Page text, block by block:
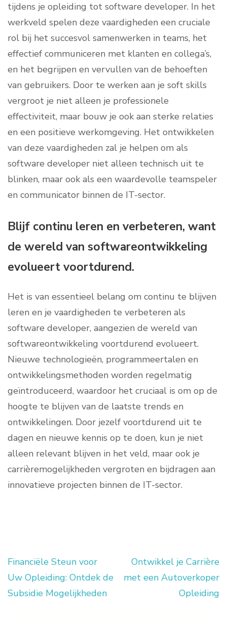
tijdens je opleiding tot software developer. In het
werkveld spelen deze vaardigheden een cruciale
rol bij het succesvol samenwerken in teams, het
effectief communiceren met klanten en collega’s,
en het begrijpen en vervullen van de behoeften
van gebruikers. Door te werken aan je soft skills
vergroot je niet alleen je professionele
effectiviteit, maar bouw je ook aan sterke relaties
en een positieve werkomgeving. Het ontwikkelen
van deze vaardigheden zal je helpen om als
software developer niet alleen technisch uit te
blinken, maar ook als een waardevolle teamspeler
en communicator binnen de IT-sector.
Blijf continu leren en verbeteren, want
de wereld van softwareontwikkeling
evolueert voortdurend.
Het is van essentieel belang om continu te blijven
leren en je vaardigheden te verbeteren als
software developer, aangezien de wereld van
softwareontwikkeling voortdurend evolueert.
Nieuwe technologieën, programmeertalen en
ontwikkelingsmethoden worden regelmatig
geïntroduceerd, waardoor het cruciaal is om op de
hoogte te blijven van de laatste trends en
ontwikkelingen. Door jezelf voortdurend uit te
dagen en nieuwe kennis op te doen, kun je niet
alleen relevant blijven in het veld, maar ook je
carrièremogelijkheden vergroten en bijdragen aan
innovatieve projecten binnen de IT-sector.
Berichtnavigatie
Financiële Steun voor
Uw Opleiding: Ontdek de
Subsidie Mogelijkheden
Ontwikkel je Carrière
met een Autoverkoper
Opleiding